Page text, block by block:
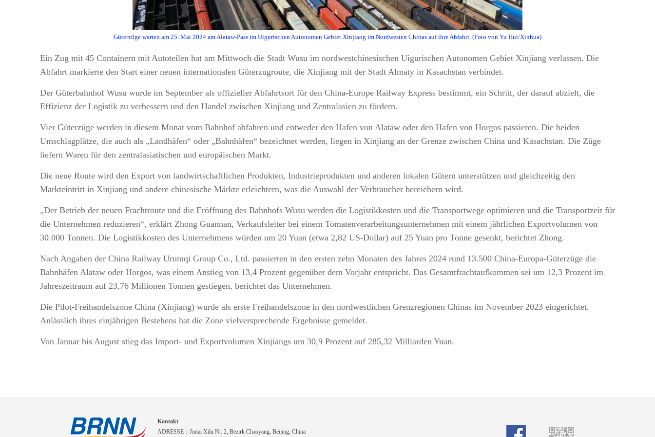
Güterzüge warten am 25. Mai 2024 am Alataw-Pass im Uigurischen Autonomen Gebiet Xinjiang im Nordwesten Chinas auf ihre Abfahrt. (Foto von Yu Hui/Xinhua)
Ein Zug mit 45 Containern mit Autoteilen hat am Mittwoch die Stadt Wusu im nordwestchinesischen Uigurischen Autonomen Gebiet Xinjiang verlassen. Die
Abfahrt markierte den Start einer neuen internationalen Güterzugroute, die Xinjiang mit der Stadt Almaty in Kasachstan verbindet.
Der Güterbahnhof Wusu wurde im September als offizieller Abfahrtsort für den China-Europe Railway Express bestimmt, ein Schritt, der darauf abzielt, die
Effizienz der Logistik zu verbessern und den Handel zwischen Xinjiang und Zentralasien zu fördern.
Vier Güterzüge werden in diesem Monat vom Bahnhof abfahren und entweder den Hafen von Alataw oder den Hafen von Horgos passieren. Die beiden
Umschlagplätze, die auch als „Landhäfen“ oder „Bahnhäfen“ bezeichnet werden, liegen in Xinjiang an der Grenze zwischen China und Kasachstan. Die Züge
liefern Waren für den zentralasiatischen und europäischen Markt.
Die neue Route wird den Export von landwirtschaftlichen Produkten, Industrieprodukten und anderen lokalen Gütern unterstützen und gleichzeitig den
Markteintritt in Xinjiang und andere chinesische Märkte erleichtern, was die Auswahl der Verbraucher bereichern wird.
„Der Betrieb der neuen Frachtroute und die Eröffnung des Bahnhofs Wusu werden die Logistikkosten und die Transportwege optimieren und die Transportzeit für
die Unternehmen reduzieren“, erklärt Zhong Guannan, Verkaufsleiter bei einem Tomatenverarbeitungsunternehmen mit einem jährlichen Exportvolumen von
30.000 Tonnen. Die Logistikkosten des Unternehmens würden um 20 Yuan (etwa 2,82 US-Dollar) auf 25 Yuan pro Tonne gesenkt, berichtet Zhong.
Nach Angaben der China Railway Urumqi Group Co., Ltd. passierten in den ersten zehn Monaten des Jahres 2024 rund 13.500 China-Europa-Güterzüge die
Bahnhäfen Alataw oder Horgos, was einem Anstieg von 13,4 Prozent gegenüber dem Vorjahr entspricht. Das Gesamtfrachtaufkommen sei um 12,3 Prozent im
Jahreszeitraum auf 23,76 Millionen Tonnen gestiegen, berichtet das Unternehmen.
Die Pilot-Freihandelszone China (Xinjiang) wurde als erste Freihandelszone in den nordwestlichen Grenzregionen Chinas im November 2023 eingerichtet.
Anlässlich ihres einjährigen Bestehens hat die Zone vielversprechende Ergebnisse gemeldet.
Von Januar bis August stieg das Import- und Exportvolumen Xinjiangs um 30,9 Prozent auf 285,32 Milliarden Yuan.
Kontakt
ADRESSE：Jintai Xilu Nr. 2, Bezirk Chaoyang, Beijing, China